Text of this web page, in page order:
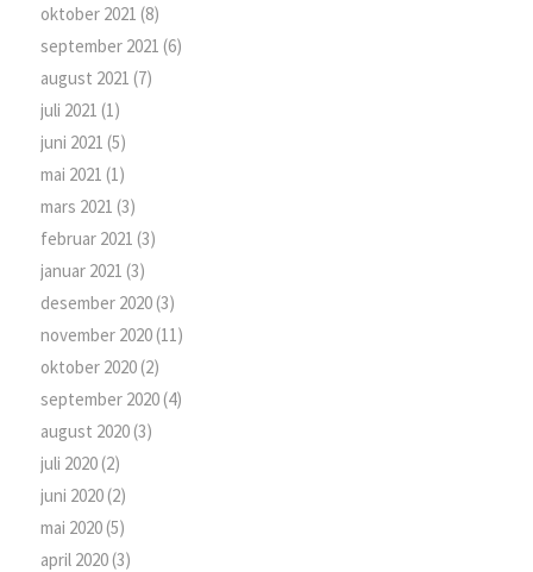
oktober 2021 (8)
september 2021 (6)
august 2021 (7)
juli 2021 (1)
juni 2021 (5)
mai 2021 (1)
mars 2021 (3)
februar 2021 (3)
januar 2021 (3)
desember 2020(3)
november 2020(11)
oktober 2020(2)
september 2020(4)
august 2020(3)
juli 2020(2)
juni 2020(2)
mai 2020(5)
april 2020(3)